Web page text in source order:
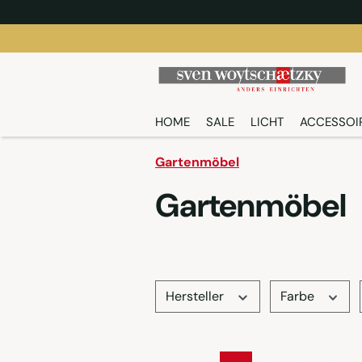
HOME SALE LICHT
Gartenmöbel
Gartenmöbel
Hersteller Farbe